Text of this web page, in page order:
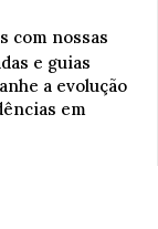
com nossas
e guias
a evolução
em